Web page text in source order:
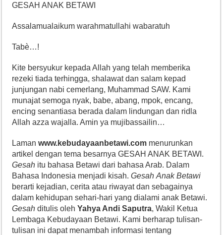
GESAH ANAK BETAWI
Assalamualaikum warahmatullahi wabaratuh
Tabè…!
Kite bersyukur kepada Allah yang telah memberika
rezeki tiada terhingga, shalawat dan salam kepad
junjungan nabi cemerlang, Muhammad SAW. Kami
munajat semoga nyak, babe, abang, mpok, encang,
encing senantiasa berada dalam lindungan dan ridla
Allah azza wajalla. Amin ya mujibassailin…
Lamanwww.kebudayaanbetawi.com menurunkan
artikel dengan tema besarnya GESAH ANAK BETAWI.
Gesah itu bahasa Betawi dari bahasa Arab. Dalam
Bahasa Indonesia menjadi kisah.Gesah Anak Betawi
berarti kejadian, cerita atau riwayat dan sebagainya
dalam kehidupan sehari-hari yang dialami anak Betawi.
Gesah ditulis olehYahya Andi Saputra, Wakil Ketua
Lembaga Kebudayaan Betawi. Kami berharap tulisan-
tulisan ini dapat menambah informasi tentang